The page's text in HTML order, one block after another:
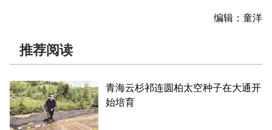
编辑：童洋
推荐阅读
青海云杉祁连圆柏太空种子在大通开
始培育